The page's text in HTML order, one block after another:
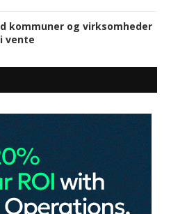
kommuner og virksomheder
vente